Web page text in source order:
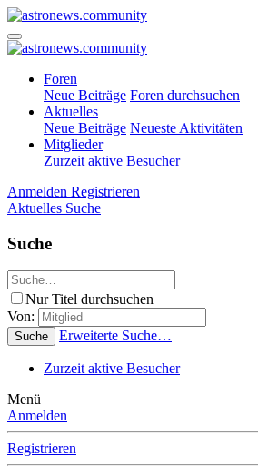
Foren
Neue Beiträge Foren durchsuchen
Aktuelles
Neue Beiträge Neueste Aktivitäten
Mitglieder
Zurzeit aktive Besucher
Anmelden Registrieren
Aktuelles Suche
Suche
Nur Titel durchsuchen
Von:
Suche Erweiterte Suche…
Zurzeit aktive Besucher
Menü
Anmelden
Registrieren